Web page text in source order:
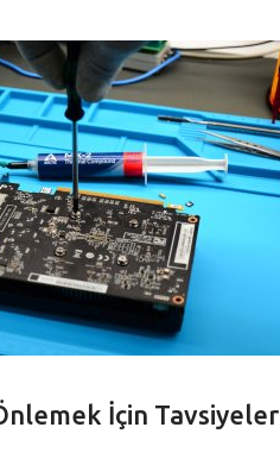
İçin Tavsiyeler